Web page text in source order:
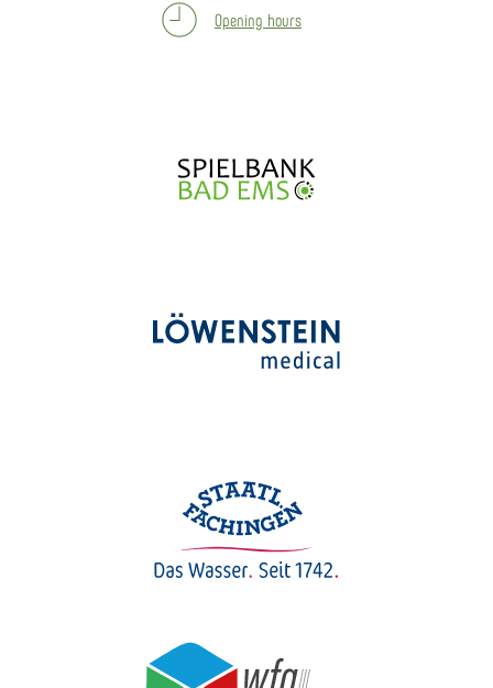
Opening hours